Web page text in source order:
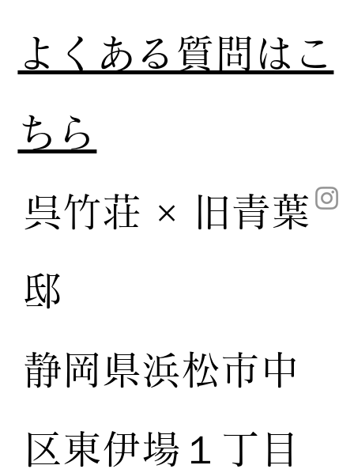
呉竹荘 × 旧青葉
邸
静岡県浜松市中
区東伊場１丁目
​よくある質問はこ
ちら